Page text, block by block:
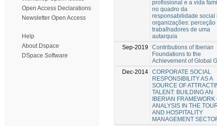
Open Access Declarations
Newsletter Open Access
Help
About Dspace
DSpace Software
profissional e a vida
no quadro da
responsabilidade social
organizações: perceção
trabalhadores de uma
autarquia
Sep-2019
Contributions of Iberian
Foundations to the
Achievement of Global
Dec-2014 CORPORATE SOCIAL
RESPONSIBILITY AS A
SOURCE OF
TALENT: BUILDING AN
IBERIAN FRAMEWORK
ANALYSIS IN THE
AND HOSPITALITY
MANAGEMENT